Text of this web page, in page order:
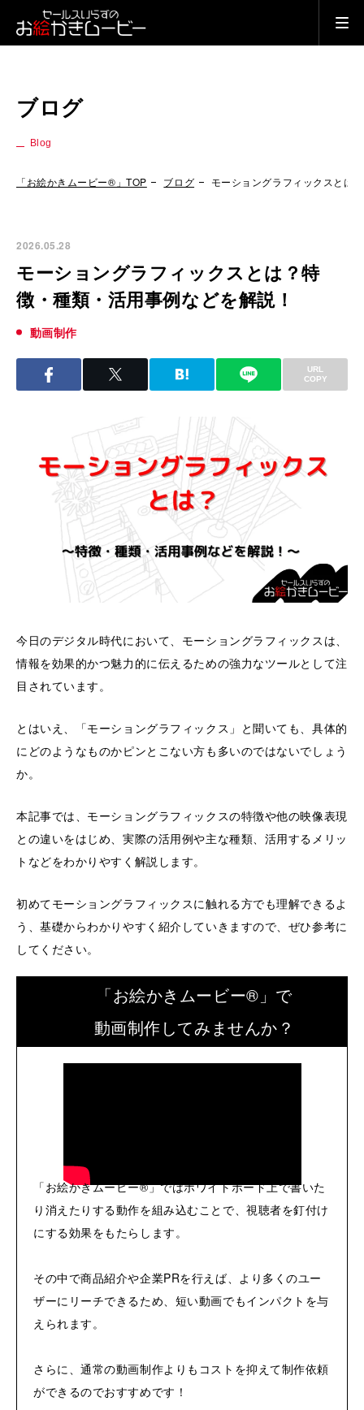
ブログ
Blog
「お絵かきムービー®」TOP ブログ モーショングラフィックスとは
2026.05.28
モーショングラフィックスとは？特
徴・種類・活用事例などを解説！
動画制作
URL
COPY
今日のデジタル時代において、モーショングラフィックスは、
情報を効果的かつ魅力的に伝えるための強力なツールとして注
目されています。
とはいえ、「モーショングラフィックス」と聞いても、具体的
にどのようなものかピンとこない方も多いのではないでしょう
か。
本記事では、モーショングラフィックスの特徴や他の映像表現
との違いをはじめ、実際の活用例や主な種類、活用するメリッ
トなどをわかりやすく解説します。
初めてモーショングラフィックスに触れる方でも理解できるよ
う、基礎からわかりやすく紹介していきますので、ぜひ参考に
してください。
「お絵かきムービー®」で
動画制作してみませんか？
「お絵かきムービー®」ではホワイトボード上で書いた
り消えたりする動作を組み込むことで、視聴者を釘付け
にする効果をもたらします。
その中で商品紹介や企業PRを行えば、より多くのユー
ザーにリーチできるため、短い動画でもインパクトを与
えられます。
さらに、通常の動画制作よりもコストを抑えて制作依頼
ができるのでおすすめです！